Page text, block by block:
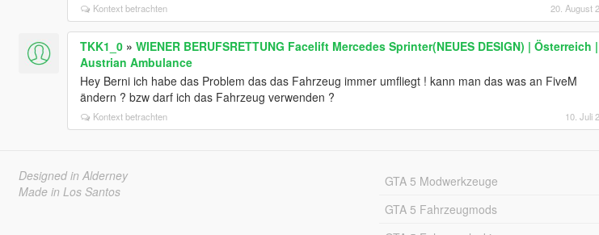
Kontext betrachten 20. August
TKK1_0» WIENER BERUFSRETTUNG Facelift Mercedes Sprinter(NEUES DESIGN) | Österreich |
Austrian Ambulance
Hey Berni ich habe das Problem das das Fahrzeug immer umfliegt ! kann man das was an FiveM
ändern ? bzw darf ich das Fahrzeug verwenden ?
Kontext betrachten 10. Juli
Designed in Alderney
Made in Los Santos
GTA 5 Modwerkzeuge
GTA 5 Fahrzeugmods